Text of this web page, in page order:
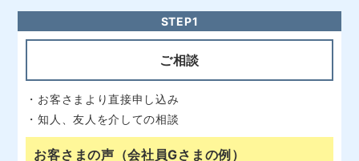
ご相談
・お客さまより直接申し込み
・知人、友人を介しての相談
お客さまの声（会社員Gさまの例）
中古住宅を購入しリフォーム工事を行う際に、友人に